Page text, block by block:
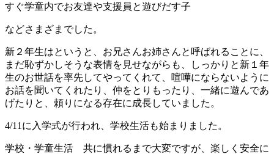
すぐ学童内でお友達や支援員と遊びだす子
などさまざまでした。
新２年生はというと、お兄さんお姉さんと呼ばれることに、
まだ恥ずかしそうな表情を見せながらも、しっかりと新１年
生のお世話を率先してやってくれて、喧嘩にならないように
お話を聞いてくれたり、仲をとりもったり、一緒に遊んであ
げたりと、頼りになる存在に成長していました。
4/11に入学式が行われ、学校生活も始まりました。
学校・学童生活 共に慣れるまで大変ですが、楽しく安全に